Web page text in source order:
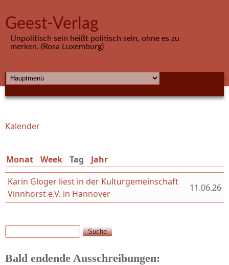
Geest-Verlag
Unpolitisch sein heißt politisch sein, ohne es zu
merken. (Rosa Luxemburg)
HAUPTMENÜ
Sie sind hier
Kalender
Monat Week Tag (aktiver Reiter)
Jahr
Karin Gloger liest in der Kulturgemeinschaft
Vinnhorst e.V. in Hannover
11.06.26
Suchformular
Suche
Bald endende Ausschreibungen: